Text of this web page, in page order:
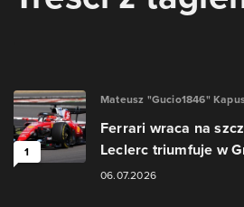
1
Mateusz "Gucio1846"
Ferrari wraca na
Leclerc triumfuje w
06.07.2026